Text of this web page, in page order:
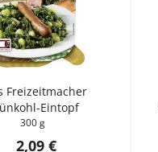
Freizeitmacher
Eintopf
300 g
2,09 €